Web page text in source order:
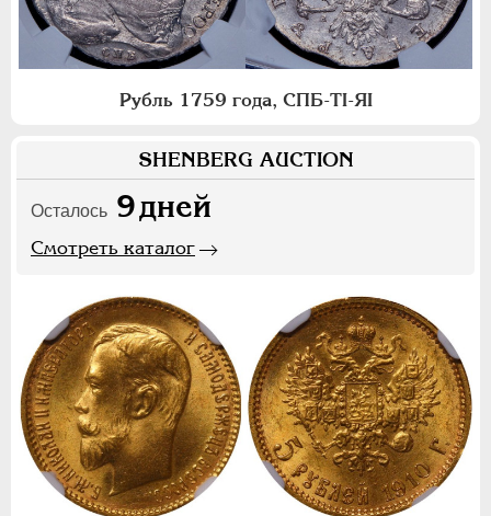
Рубль 1759 года, СПБ-ТI-ЯI
SHENBERG AUCTION
Осталось 9дней
Смотреть каталог